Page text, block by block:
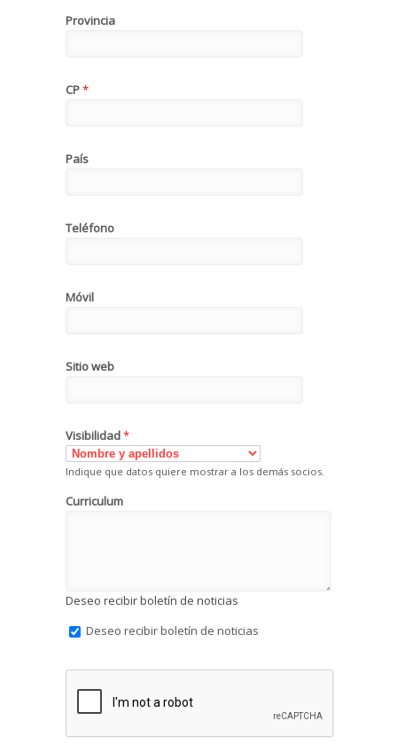
Provincia
CP*
País
Teléfono
Móvil
Sitio web
Visibilidad*
Indique que datos quiere mostrar a los demás socios.
Curriculum
Deseo recibir boletín de noticias
Deseo recibir boletín de noticias